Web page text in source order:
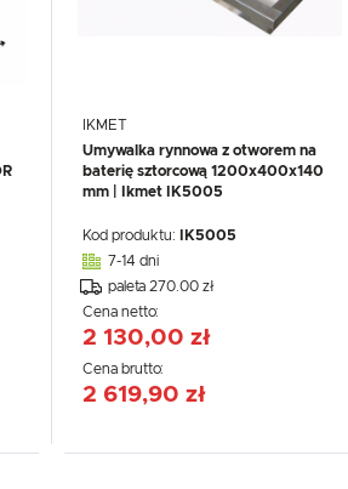
IKMET
Umywalka rynnowa z otworem na
baterię sztorcową 1200x400x140
mm | Ikmet IK5005
Kod produktu:
IK5005
7-14 dni
paleta 270.00 zł
Cena netto:
2 130,00 zł
Cena brutto:
2 619,90 zł